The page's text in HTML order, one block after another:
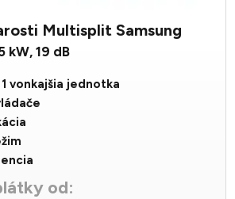
Multisplit Samsung
kW,19 dB
vonkajšia jednotka
od: